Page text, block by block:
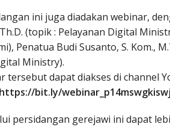
ini juga diadakan webinar,
(topik : Pelayanan Digital
Penatua Budi Susanto, S. Kom.,
Ministry).
tersebut dapat diakses di channel
https://bit.ly/
persidangan gerejawi ini dapat